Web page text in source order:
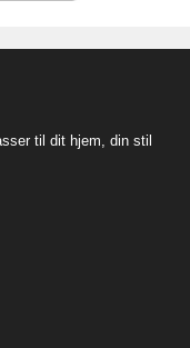
til dit hjem, din stil